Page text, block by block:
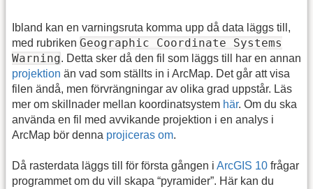
Ibland kan en varningsruta komma upp då data läggs till,
med rubriken Geographic Coordinate Systems
Warning. Detta sker då den fil som läggs till har en annan
projektion än vad som ställts in i ArcMap. Det går att visa
filen ändå, men förvrängningar av olika grad uppstår. Läs
mer om skillnader mellan koordinatsystem här. Om du ska
använda en fil med avvikande projektion i en analys i
ArcMap bör denna projiceras om.
Då rasterdata läggs till för första gången i ArcGIS 10 frågar
programmet om du vill skapa “pyramider”. Här kan du